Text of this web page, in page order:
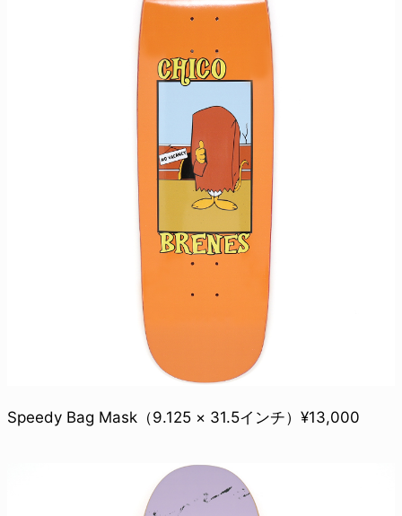
Speedy Bag Mask（9.125 × 31.5インチ）¥13,000